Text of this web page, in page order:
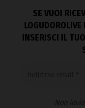
SE VUOI
INSERISCI IL
Non